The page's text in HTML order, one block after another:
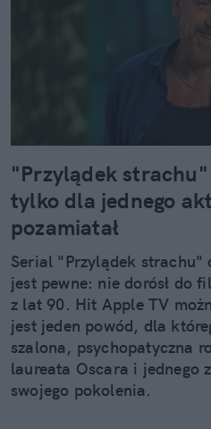
"Przylądek
tylko dla jednego
pozamiatał
Serial "Przylądek strachu"
jest pewne: nie dorósł do
z lat 90. Hit Apple TV
jest jeden powód, dla
szalona, psychopatyczna
laureata Oscara i jednego
swojego pokolenia.